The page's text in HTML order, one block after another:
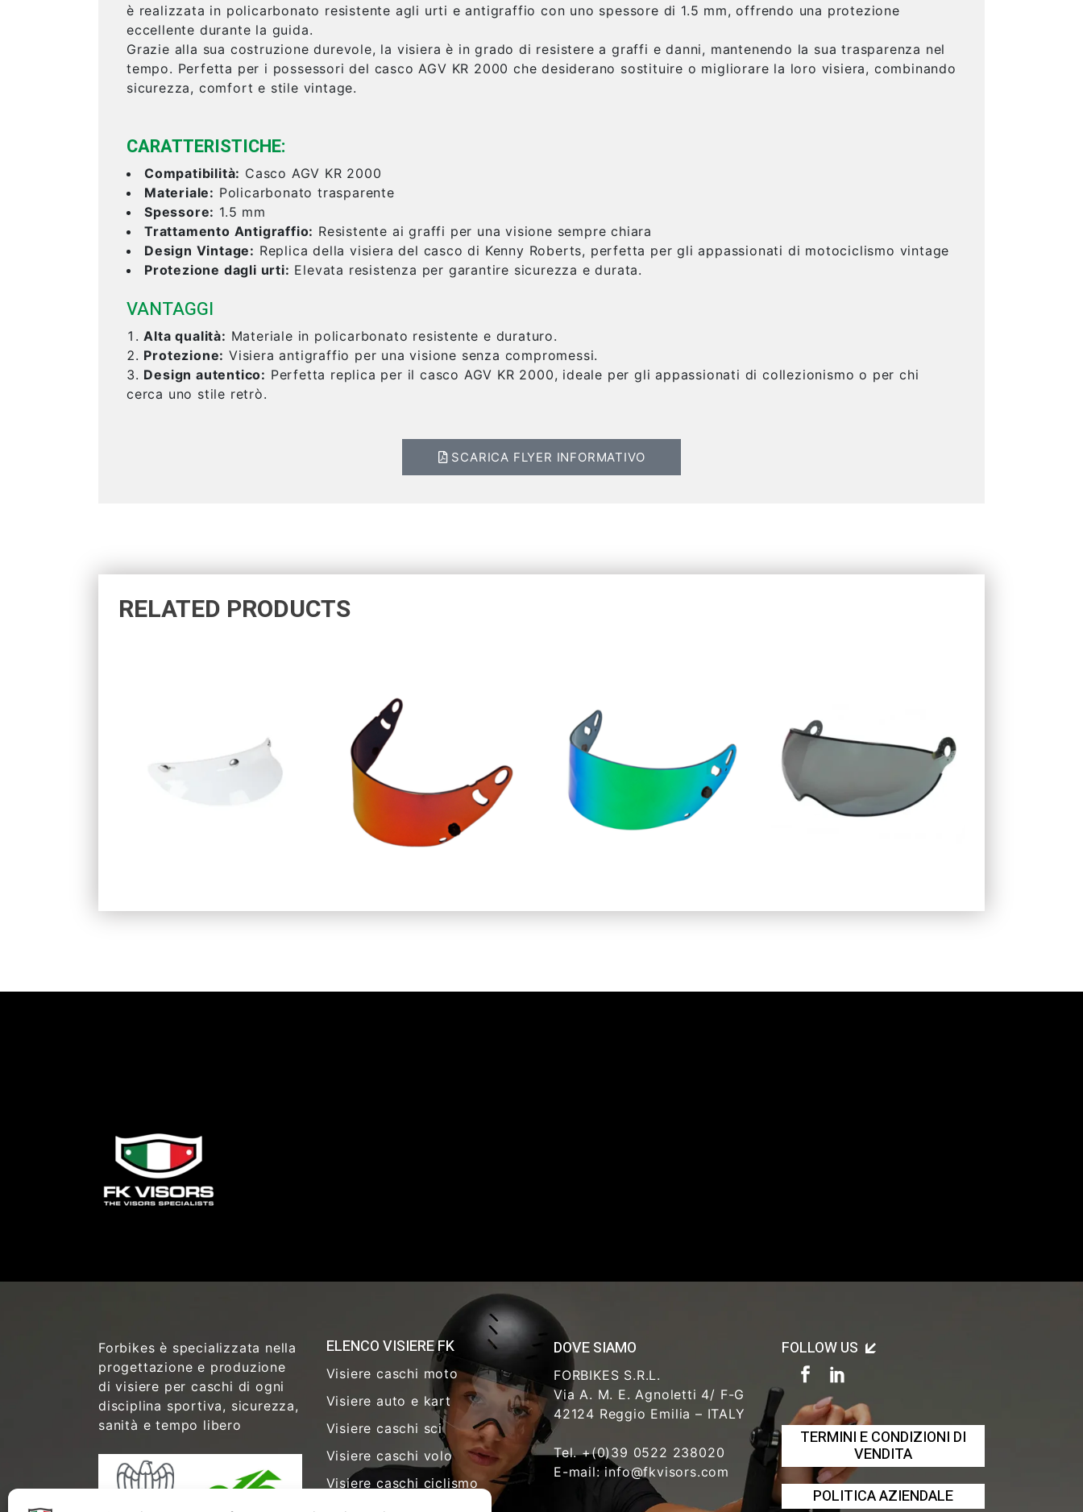
è realizzata in policarbonato resistente agli urti e antigraffio con uno spessore di 1.5 mm, offrendo una protezione
eccellente durante la guida.
Grazie alla sua costruzione durevole, la visiera è in grado di resistere a graffi e danni, mantenendo la sua trasparenza nel
tempo. Perfetta per i possessori del casco AGV KR 2000 che desiderano sostituire o migliorare la loro visiera, combinando
sicurezza, comfort e stile vintage.
CARATTERISTICHE:
Compatibilità: Casco AGV KR 2000
Materiale: Policarbonato trasparente
Spessore: 1.5 mm
Trattamento Antigraffio: Resistente ai graffi per una visione sempre chiara
Design Vintage: Replica della visiera del casco di Kenny Roberts, perfetta per gli appassionati di motociclismo vintage
Protezione dagli urti: Elevata resistenza per garantire sicurezza e durata.
VANTAGGI
Alta qualità: Materiale in policarbonato resistente e duraturo.
Protezione: Visiera antigraffio per una visione senza compromessi.
Design autentico: Perfetta replica per il casco AGV KR 2000, ideale per gli appassionati di collezionismo o per chi
cerca uno stile retrò.
SCARICA FLYER INFORMATIVO
RELATED PRODUCTS
17,08€
54,90€ 83,90€ 91,10 € 41,48 € 66,48€
Forbikes è specializzata nella
progettazione e produzione
di visiere per caschi di ogni
disciplina sportiva, sicurezza,
sanità e tempo libero
ELENCO VISIERE FK
Visiere caschi moto
Visiere auto e kart
Visiere caschi sci
Visiere caschi volo
Visiere caschi ciclismo
DOVE SIAMO
FORBIKES S.R.L.
Via A. M. E. Agnoletti 4/ F-G
42124 Reggio Emilia – ITALY
Tel. +(0)39 0522 238020
E-mail: info@fkvisors.com
FOLLOW US
TERMINI E CONDIZIONI DI
VENDITA
POLITICA AZIENDALE